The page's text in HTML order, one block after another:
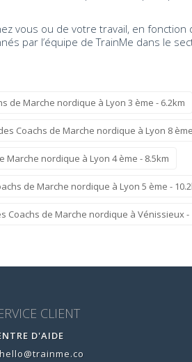
vous ou de votre travail, en fonction
par l’équipe de TrainMe dans le
de Marche nordique à Lyon 3 ème - 6.2km
Coachs de Marche nordique à Lyon 8
Marche nordique à Lyon 4 ème - 8.5km
de Marche nordique à Lyon 5 ème -
Coachs de Marche nordique à Vénissieux -
CLIENT
D'AIDE